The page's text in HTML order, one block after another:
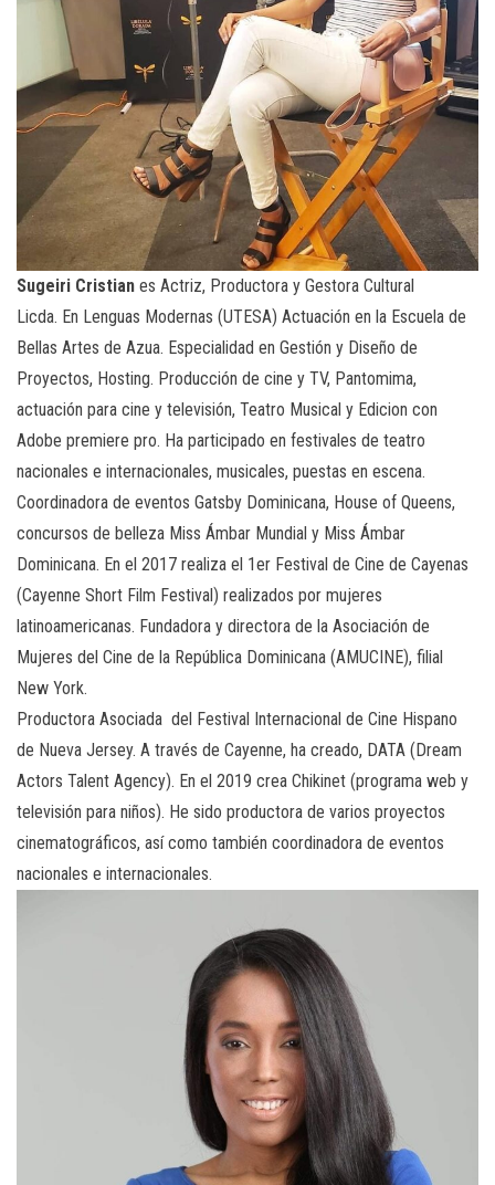
Sugeiri Cristian es Actriz, Productora y Gestora Cultural
Licda. En Lenguas Modernas (UTESA) Actuación en la Escuela de
Bellas Artes de Azua. Especialidad en Gestión y Diseño de
Proyectos, Hosting. Producción de cine y TV, Pantomima,
actuación para cine y televisión, Teatro Musical y Edicion con
Adobe premiere pro. Ha participado en festivales de teatro
nacionales e internacionales, musicales, puestas en escena.
Coordinadora de eventos Gatsby Dominicana, House of Queens,
concursos de belleza Miss Ámbar Mundial y Miss Ámbar
Dominicana. En el 2017 realiza el 1er Festival de Cine de Cayenas
(Cayenne Short Film Festival) realizados por mujeres
latinoamericanas. Fundadora y directora de la Asociación de
Mujeres del Cine de la República Dominicana (AMUCINE), filial
New York.
Productora Asociada del Festival Internacional de Cine Hispano
de Nueva Jersey. A través de Cayenne, ha creado, DATA (Dream
Actors Talent Agency). En el 2019 crea Chikinet (programa web y
televisión para niños). He sido productora de varios proyectos
cinematográficos, así como también coordinadora de eventos
nacionales e internacionales.